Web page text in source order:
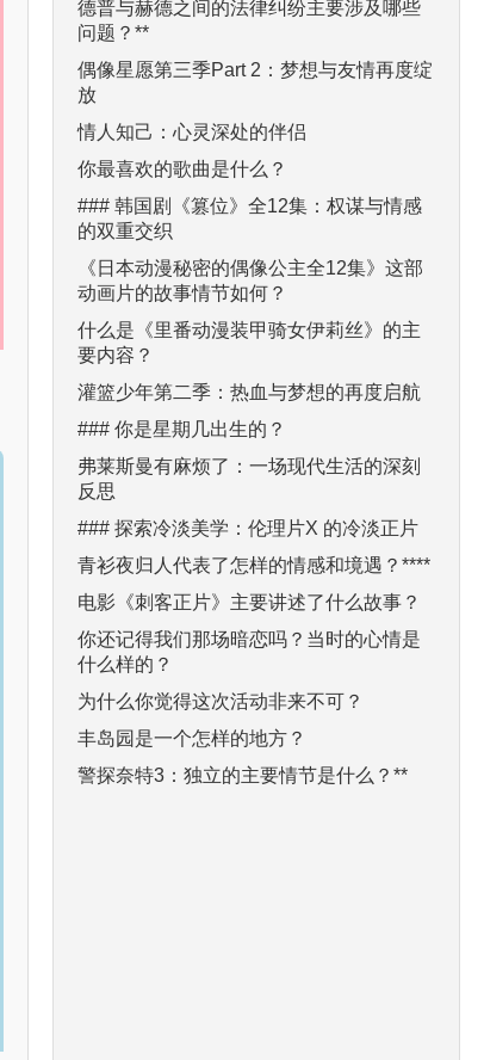
德普与赫德之间的法律纠纷主要涉及哪些
问题？**
偶像星愿第三季Part 2：梦想与友情再度绽
放
情人知己：心灵深处的伴侣
你最喜欢的歌曲是什么？
### 韩国剧《篡位》全12集：权谋与情感
的双重交织
《日本动漫秘密的偶像公主全12集》这部
动画片的故事情节如何？
什么是《里番动漫装甲骑女伊莉丝》的主
要内容？
灌篮少年第二季：热血与梦想的再度启航
### 你是星期几出生的？
弗莱斯曼有麻烦了：一场现代生活的深刻
反思
### 探索冷淡美学：伦理片X 的冷淡正片
青衫夜归人代表了怎样的情感和境遇？****
电影《刺客正片》主要讲述了什么故事？
你还记得我们那场暗恋吗？当时的心情是
什么样的？
为什么你觉得这次活动非来不可？
丰岛园是一个怎样的地方？
警探奈特3：独立的主要情节是什么？**